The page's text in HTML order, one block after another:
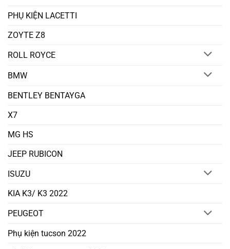
PHỤ KIỆN LACETTI
ZOYTE Z8
ROLL ROYCE
BMW
BENTLEY BENTAYGA
X7
MG HS
JEEP RUBICON
ISUZU
KIA K3/ K3 2022
PEUGEOT
Phụ kiện tucson 2022